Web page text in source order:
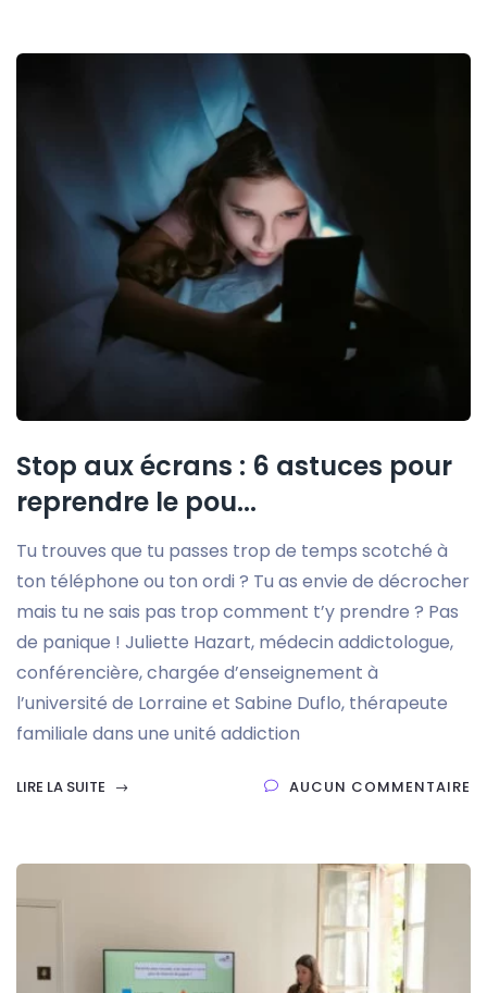
Stop aux écrans : 6 astuces pour
reprendre le pou...
Tu trouves que tu passes trop de temps scotché à
ton téléphone ou ton ordi ? Tu as envie de décrocher
mais tu ne sais pas trop comment t’y prendre ? Pas
de panique ! Juliette Hazart, médecin addictologue,
conférencière, chargée d’enseignement à
l’université de Lorraine et Sabine Duflo, thérapeute
familiale dans une unité addiction
LIRE LA SUITE AUCUN COMMENTAIRE